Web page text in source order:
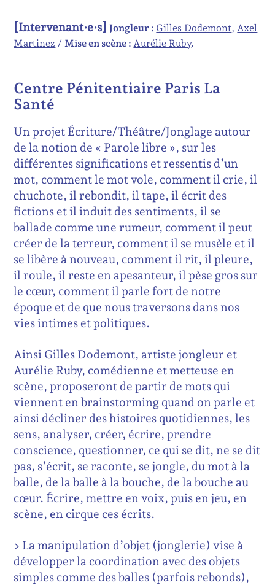
[Intervenant·e·s] Jongleur : Gilles Dodemont Axel
Martinez
Mise en scène :Aurélie Ruby
Centre Pénitentiaire Paris La
Santé
Un projet Écriture/Théâtre/Jonglage autour
de la notion de « Parole libre », sur les
différentes significations et ressentis d’un
mot, comment le mot vole, comment il crie, il
chuchote, il rebondit, il tape, il écrit des
fictions et il induit des sentiments, il se
ballade comme une rumeur, comment il peut
créer de la terreur, comment il se musèle et il
se libère à nouveau, comment il rit, il pleure,
il roule, il reste en apesanteur, il pèse gros sur
le cœur, comment il parle fort de notre
époque et de que nous traversons dans nos
vies intimes et politiques.
Ainsi Gilles Dodemont, artiste jongleur et
Aurélie Ruby, comédienne et metteuse en
scène, proposeront de partir de mots qui
viennent en brainstorming quand on parle et
ainsi décliner des histoires quotidiennes, les
sens, analyser, créer, écrire, prendre
conscience, questionner, ce qui se dit, ne se dit
pas, s’écrit, se raconte, se jongle, du mot à la
balle, de la balle à la bouche, de la bouche au
cœur. Écrire, mettre en voix, puis en jeu, en
scène, en cirque ces écrits.
> La manipulation d’objet (jonglerie) vise à
développer la coordination avec des objets
simples comme des balles (parfois rebonds),